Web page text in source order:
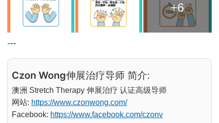
+6
---
Czon Wong伸展治疗导师 简介:
澳洲 Stretch Therapy 伸展治疗 认证高级导师
网站: https://www.czonwong.com/
Facebook: https://www.facebook.com/czonv